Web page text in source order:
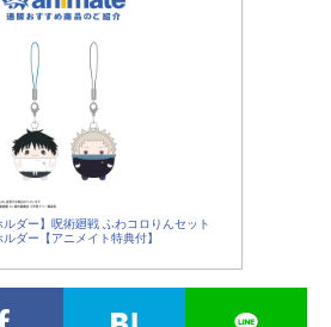
脚本・監督：新海誠音楽：RADWIMP
Sキャラクターデザイン：田中将賀作
画監督：田村篤美術監督：滝口比呂
志制作：コミックス・ウェーブ・フ
ィルム公...
染谷将太二ノ宮ルミ：伊藤沙莉海部
千果：花瀬琴音岩戸椿芽：花澤香菜
芹澤朋也：神木隆之介スタッフ原
作・脚本・監督：新海誠キャラクタ
ーデザイン：田中将賀作画監督：土
屋堅一美術監督：丹治匠音楽：RAD
WIMPS 陣内一真制作：コミック
ス・ウェーブ・フィルム制作プロデ
ュース：STORYinc.主題歌「すず
め」十明公開開始年＆季節2022アニ
ルダー】呪術廻戦 ふわコロりんセット
ルダー【アニメイト特典付】